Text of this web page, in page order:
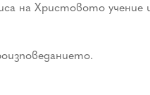
на Христовото